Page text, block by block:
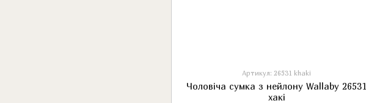
Артикул: 26531 khaki
Чоловіча сумка з нейлону Wallaby 26531
хакі